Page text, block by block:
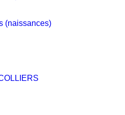
(naissances)